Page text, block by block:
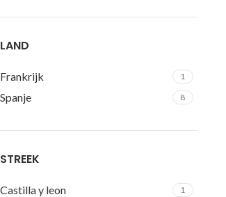
LAND
Frankrijk 1
Spanje 8
STREEK
Castilla y leon 1